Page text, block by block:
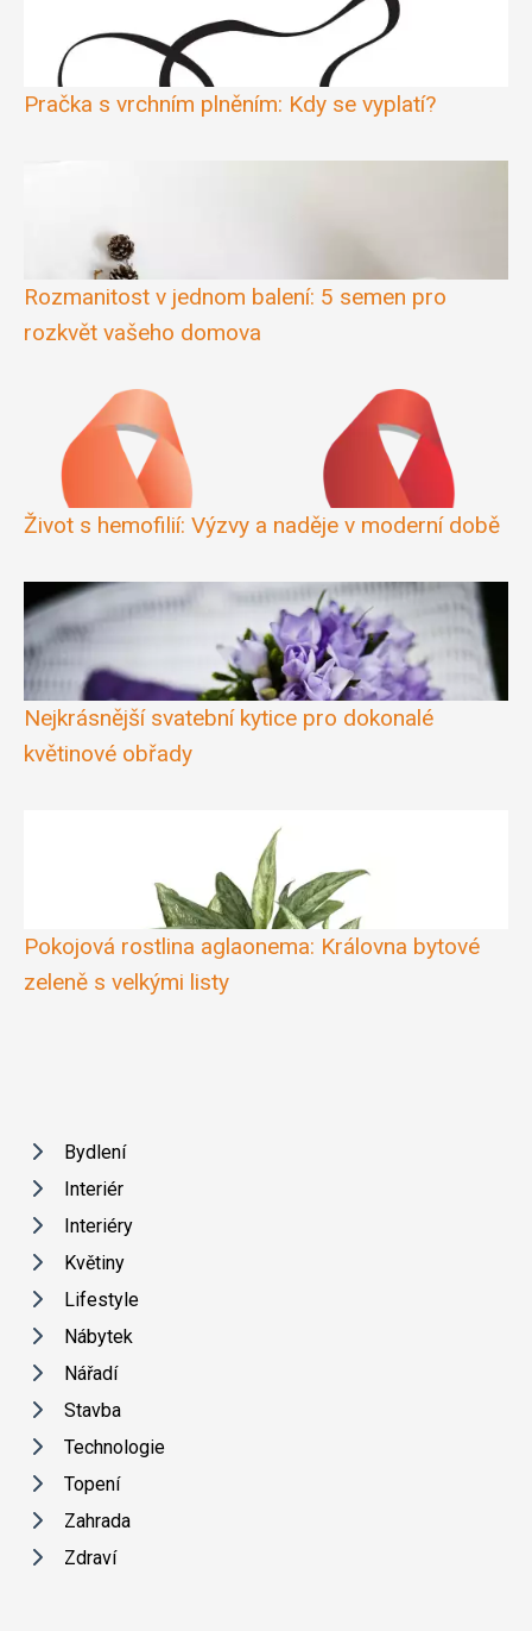
Pračka s vrchním plněním: Kdy se vyplatí?
Rozmanitost v jednom balení: 5 semen pro
rozkvět vašeho domova
Život s hemofilií: Výzvy a naděje v moderní době
Nejkrásnější svatební kytice pro dokonalé
květinové obřady
Pokojová rostlina aglaonema: Královna bytové
zeleně s velkými listy
Bydlení
Interiér
Interiéry
Květiny
Lifestyle
Nábytek
Nářadí
Stavba
Technologie
Topení
Zahrada
Zdraví